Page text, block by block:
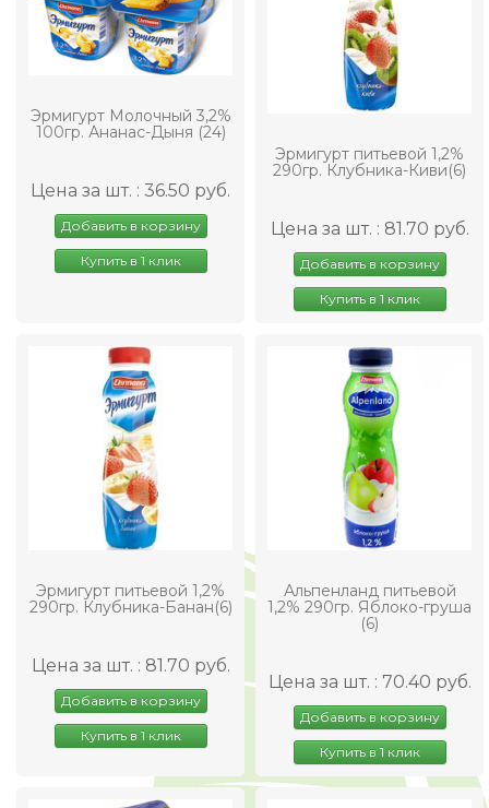
Эрмигурт Молочный 3,2%
100гр. Ананас-Дыня (24)
Цена за шт. : 36.50 руб.
Добавить в корзину
Купить в 1 клик
Эрмигурт питьевой 1,2%
290гр. Клубника-Киви(6)
Цена за шт. : 81.70 руб.
Добавить в корзину
Купить в 1 клик
Эрмигурт питьевой 1,2%
290гр. Клубника-Банан(6)
Цена за шт. : 81.70 руб.
Добавить в корзину
Купить в 1 клик
Альпенланд питьевой
1,2% 290гр. Яблоко-груша
(6)
Цена за шт. : 70.40 руб.
Добавить в корзину
Купить в 1 клик